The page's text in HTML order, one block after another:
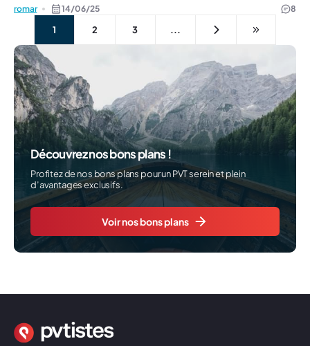
romar 14/06/25 8
1 2 3 ...
Découvrez nos bons plans !
Profitez de nos bons plans pour un PVT serein et plein
d’avantages exclusifs.
Voir nos bons plans